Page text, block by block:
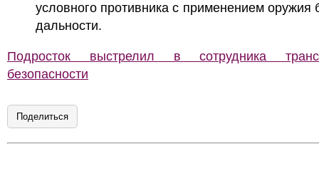
условного противника с применением оружия
дальности.
Подросток выстрелил в сотрудника
безопасности
Поделиться